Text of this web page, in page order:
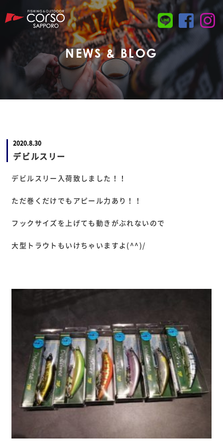
NEWS & BLOG
2020.8.30
デビルスリー
デビルスリー入荷致しました！！
ただ巻くだけでもアピール力あり！！
フックサイズを上げても動きがぶれないので
大型トラウトもいけちゃいますよ(^^)/